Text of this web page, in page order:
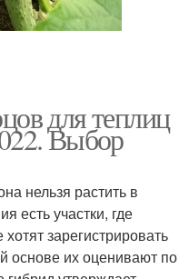
для теплиц
Выбор
нельзя растить в
есть участки, где
зарегистрировать
основе их оценивают по